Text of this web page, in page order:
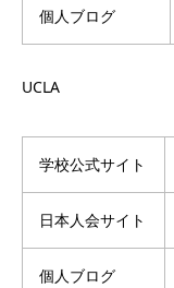
個人ブログ
UCLA
学校公式サイト
日本人会サイト
個人ブログ